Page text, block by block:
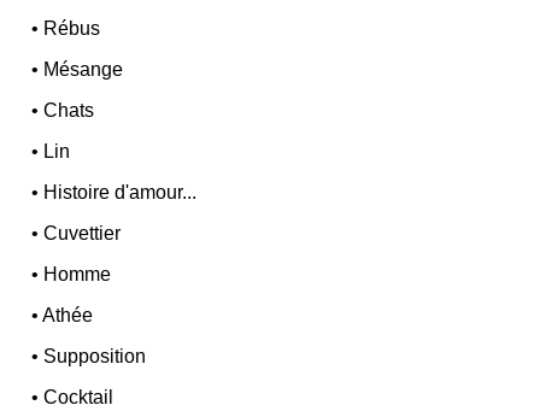
• Rébus
• Mésange
•Chats
• Lin
• Histoire d'amour...
•Cuvettier
• Homme
•Athée
• Supposition
•Cocktail